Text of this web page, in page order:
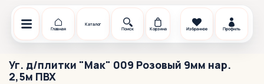
Главная
Каталог
Поиск
Корзина Избранное Профиль
Уг. д/плитки "Мак" 009 Розовый 9мм нар.
2,5м ПВХ